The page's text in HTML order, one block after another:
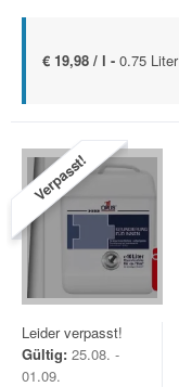
€ 19,98 / l - 0.75 Liter
Verpasst!
Leider verpasst!
Gültig: 25.08. -
01.09.